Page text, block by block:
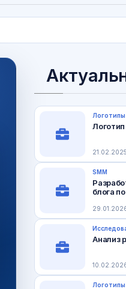
Логотипы
21.02.2025
SMM
блога
Анализ
Логотипы